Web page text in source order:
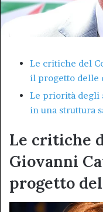
Le critiche del
il progetto delle
Le priorità degli
in una struttura
Le critiche
Giovanni
progetto